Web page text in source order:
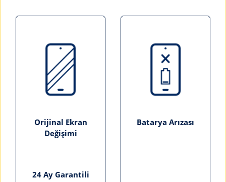
Orijinal Ekran
Değişimi
24 Ay Garantili
Batarya Arızası